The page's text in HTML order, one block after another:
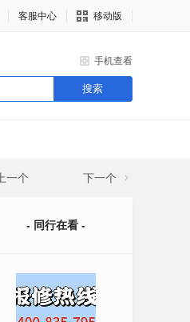
客服中心 移动版
手机查看
搜索
上一个 下一个
- 同行在看 -